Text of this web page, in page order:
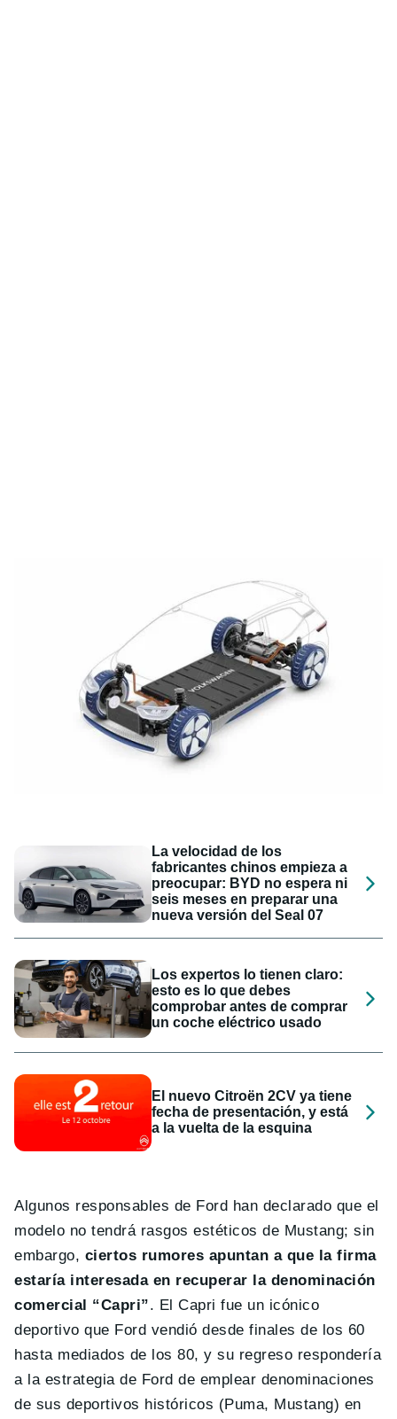
La velocidad de los
fabricantes chinos empieza a
preocupar: BYD no espera ni
seis meses en preparar una
nueva versión del Seal 07
Los expertos lo tienen claro:
esto es lo que debes
comprobar antes de comprar
un coche eléctrico usado
El nuevo Citroën 2CV ya tiene
fecha de presentación, y está
a la vuelta de la esquina
Algunos responsables de Ford han declarado que el
modelo no tendrá rasgos estéticos de Mustang; sin
embargo, ciertos rumores apuntan a que la firma
estaría interesada en recuperar la denominación
comercial “Capri”. El Capri fue un icónico
deportivo que Ford vendió desde finales de los 60
hasta mediados de los 80, y su regreso respondería
a la estrategia de Ford de emplear denominaciones
de sus deportivos históricos (Puma, Mustang) en